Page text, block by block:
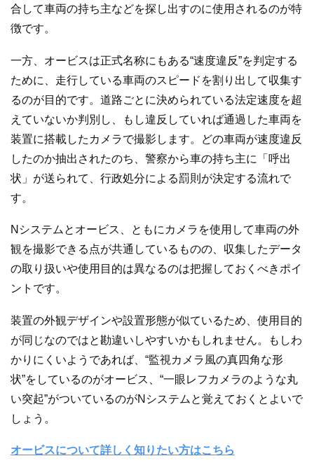
合して車両の持ち主などを探し出すのに使用されるのが特
徴です。
一方、オービスは正式名称にもある“速度違反”を判定する
ために、走行している車両のスピードを割り出して収集す
るのが目的です。道路ごとに決められている法定速度を超
えていないか判別し、もし違反していれば通過した車両を
装置に搭載したカメラで撮影します。どの車両が速度違反
したのか抽出されたのち、警察から車の持ち主に「呼出
状」が送られて、行政処分による罰則が決定する流れで
す。
Nシステムとオービス、ともにカメラを使用して車両の外
観を撮影できる点が共通しているものの、収集したデータ
の取り扱いや使用目的は異なるのは把握しておくべきポイ
ントです。
装置の外観デザインや設置形態が似ているため、使用目的
が同じなのではと勘違いしやすいかもしれません。もしわ
かりにくいようであれば、“監視カメラ風の真四角な形
状”をしているのがオービス、“一眼レフカメラのような丸
い突起”がついているのがNシステムと覚えておくとよいで
しょう。
オービスについて詳しく知りたい方はこちら